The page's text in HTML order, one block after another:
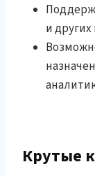
и
Крутые